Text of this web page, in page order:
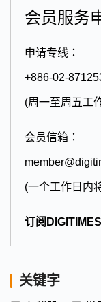
会员服务
申请专线：
+886-02-
(周一至周五工
会员信箱：
(一个工作日内
订阅
关键字